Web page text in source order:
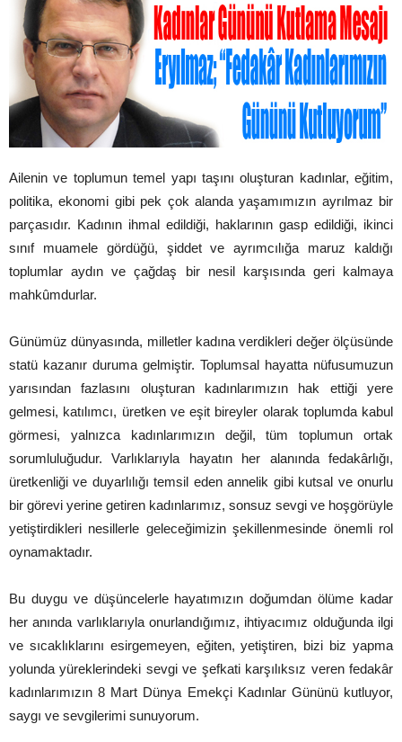
Ailenin ve toplumun temel yapı taşını oluşturan kadınlar, eğitim,
politika, ekonomi gibi pek çok alanda yaşamımızın ayrılmaz bir
parçasıdır. Kadının ihmal edildiği, haklarının gasp edildiği, ikinci
sınıf muamele gördüğü, şiddet ve ayrımcılığa maruz kaldığı
toplumlar aydın ve çağdaş bir nesil karşısında geri kalmaya
mahkûmdurlar.
Günümüz dünyasında, milletler kadına verdikleri değer ölçüsünde
statü kazanır duruma gelmiştir. Toplumsal hayatta nüfusumuzun
yarısından fazlasını oluşturan kadınlarımızın hak ettiği yere
gelmesi, katılımcı, üretken ve eşit bireyler olarak toplumda kabul
görmesi, yalnızca kadınlarımızın değil, tüm toplumun ortak
sorumluluğudur. Varlıklarıyla hayatın her alanında fedakârlığı,
üretkenliği ve duyarlılığı temsil eden annelik gibi kutsal ve onurlu
bir görevi yerine getiren kadınlarımız, sonsuz sevgi ve hoşgörüyle
yetiştirdikleri nesillerle geleceğimizin şekillenmesinde önemli rol
oynamaktadır.
Bu duygu ve düşüncelerle hayatımızın doğumdan ölüme kadar
her anında varlıklarıyla onurlandığımız, ihtiyacımız olduğunda ilgi
ve sıcaklıklarını esirgemeyen, eğiten, yetiştiren, bizi biz yapma
yolunda yüreklerindeki sevgi ve şefkati karşılıksız veren fedakâr
kadınlarımızın 8 Mart Dünya Emekçi Kadınlar Gününü kutluyor,
saygı ve sevgilerimi sunuyorum.